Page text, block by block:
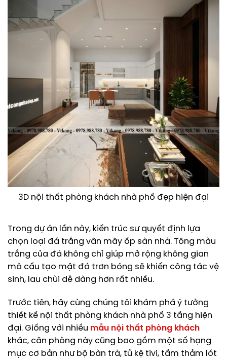
3D nội thất phòng khách nhà phố đẹp hiện đại
Trong dự án lần này, kiến trúc sư quyết định lựa
chọn loại đá trắng vân mây ốp sàn nhà. Tông màu
trắng của đá không chỉ giúp mở rộng không gian
mà cấu tạo mặt đá trơn bóng sẽ khiến công tác vệ
sinh, lau chùi dễ dàng hơn rất nhiều.
Trước tiên, hãy cùng chúng tôi khám phá ý tưởng
thiết kế nội thất phòng khách nhà phố 3 tầng hiện
đại. Giống với nhiều mẫu nội thất phòng khách
khác, căn phòng này cũng bao gồm một số hạng
mục cơ bản như bộ bàn trà, tủ kệ tivi, tấm thảm lót